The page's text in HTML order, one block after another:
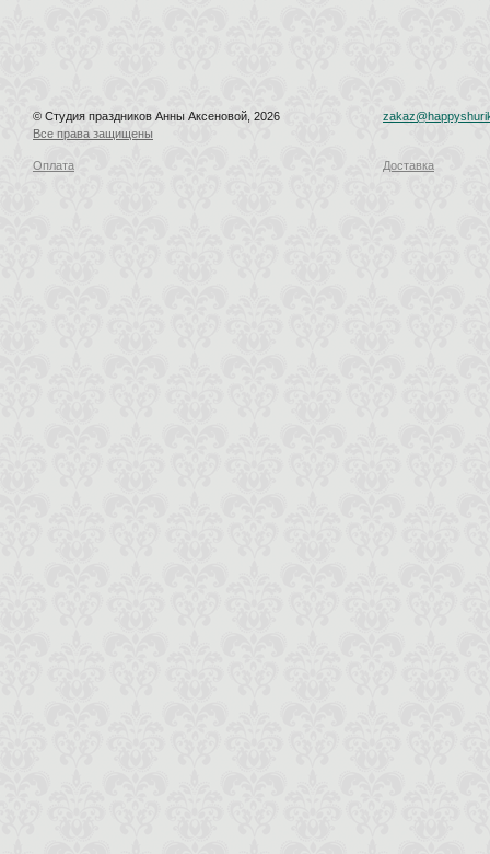
© Студия праздников Анны Аксеновой, 2026
Все права защищены
Оплата Доставка